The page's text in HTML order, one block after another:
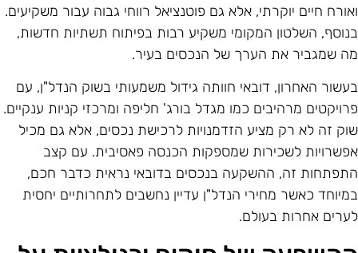
חיים יוקרתי, אלא גם פוטנציאל רווחי גבוה עבור משקיעים.
השלטון המקומי משקיע רבות בפיתוח תשתיות חדשות,
שמגביר את הערך של הנכסים בעיר.
האחרון, דובאי חוותה גידול משמעותי בשוק הנדל"ן, עם
מרהיבים כמו מגדל בורג' חליפה ומרכזי קניות ענקיים.
זה לא רק מציע הזדמנויות לרכישת נכסים, אלא גם מכיל
לשכירות שמספקות הכנסה פאסיבית. עם קצב
זה, ההשקעה בנכסים בדובאי נראית כדבר חכם,
כאשר מחירי הנדל"ן עדיין נחשבים לתחרותיים יחסית
אחרות בעולם.